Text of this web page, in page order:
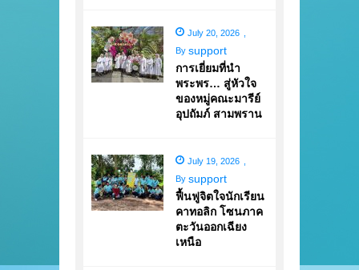
July 20, 2026
By support
การเยี่ยมที่นำ
พระพร… สู่หัวใจ
ของหมู่คณะมารีย์
อุปถัมภ์ สามพราน
July 19, 2026
By support
ฟื้นฟูจิตใจนักเรียน
คาทอลิก โซนภาค
ตะวันออกเฉียง
เหนือ